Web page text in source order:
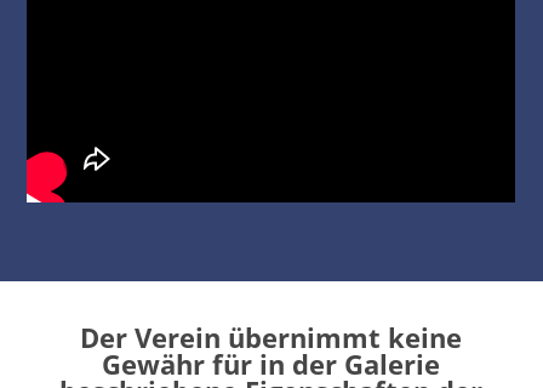
Der Verein übernimmt keine
Gewähr für in der Galerie